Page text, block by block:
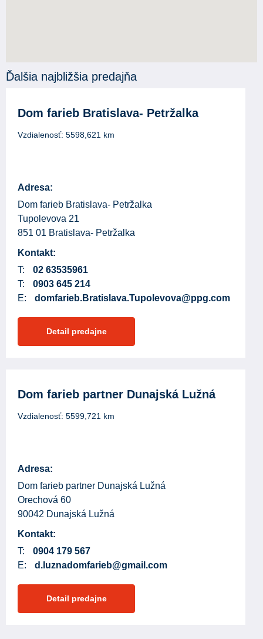
Ďalšia najbližšia predajňa
Dom farieb Bratislava- Petržalka
Vzdialenosť: 5598,621 km
Adresa:
Dom farieb Bratislava- Petržalka
Tupolevova 21
851 01 Bratislava- Petržalka
Kontakt:
T:
02 63535961
T:
0903 645 214
E:
domfarieb.Bratislava.Tupolevova@ppg.com
Detail predajne
Dom farieb partner Dunajská Lužná
Vzdialenosť: 5599,721 km
Adresa:
Dom farieb partner Dunajská Lužná
Orechová 60
90042 Dunajská Lužná
Kontakt:
T:
0904 179 567
E:
d.luznadomfarieb@gmail.com
Detail predajne